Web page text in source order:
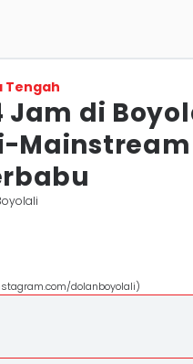
Tengah
di
Mainstream
dolanboyolali)